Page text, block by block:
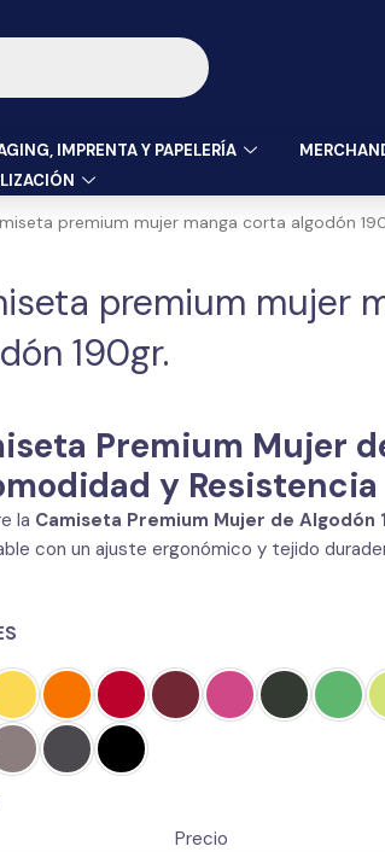
IMPRENTA Y PAPELERÍA
premium mujer manga corta algodón
premium mujer
190gr.
Premium Mujer
y Resistencia
la Camiseta Premium Mujer de Algodón
con un ajuste ergonómico y tejido
Precio